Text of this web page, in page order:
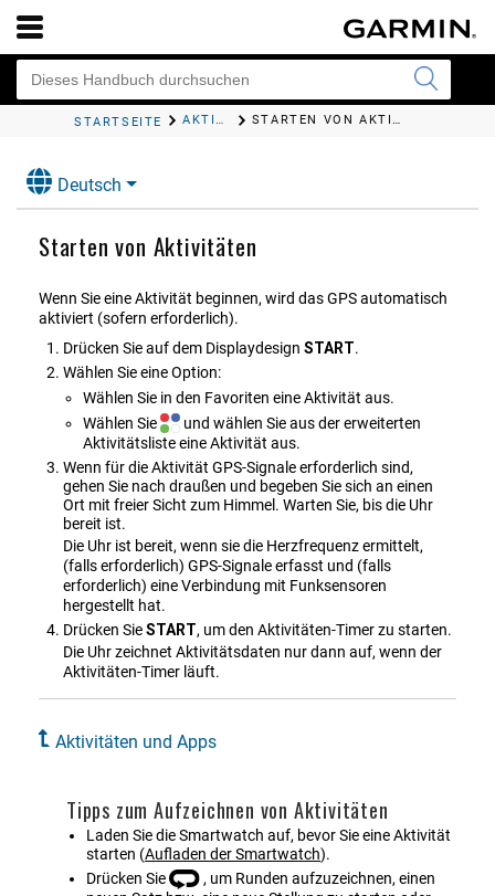
STARTSEITE AKTIVITÄTEN UND APPS STARTEN VON AKTIVITÄTEN
Deutsch
Starten von Aktivitäten
Wenn Sie eine Aktivität beginnen, wird das GPS automatisch
aktiviert (sofern erforderlich).
Drücken Sie auf dem Displaydesign START.
Wählen Sie eine Option:
Wählen Sie in den Favoriten eine Aktivität aus.
Wählen Sie
und wählen Sie aus der erweiterten
Aktivitätsliste eine Aktivität aus.
Wenn für die Aktivität GPS-Signale erforderlich sind,
gehen Sie nach draußen und begeben Sie sich an einen
Ort mit freier Sicht zum Himmel. Warten Sie, bis die Uhr
bereit ist.
Die Uhr ist bereit, wenn sie die Herzfrequenz ermittelt,
(falls erforderlich) GPS-Signale erfasst und (falls
erforderlich) eine Verbindung mit Funksensoren
hergestellt hat.
Drücken SieSTART, um den Aktivitäten-Timer zu starten.
Die Uhr zeichnet Aktivitätsdaten nur dann auf, wenn der
Aktivitäten-Timer läuft.
Aktivitäten und Apps
Tipps zum Aufzeichnen von Aktivitäten
Laden Sie die Smartwatch auf, bevor Sie eine Aktivität
starten (Aufladen der Smartwatch).
Drücken Sie
, um Runden aufzuzeichnen, einen